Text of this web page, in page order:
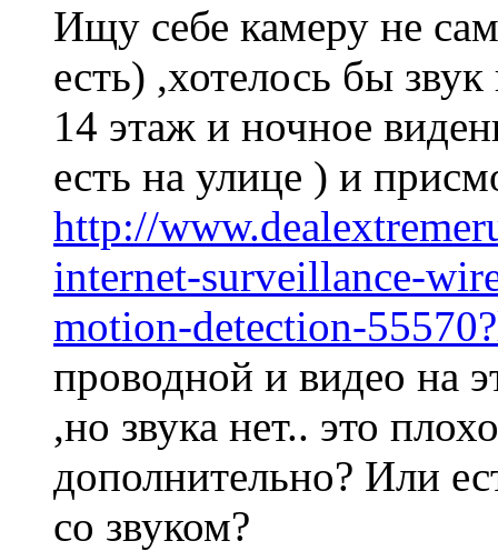
Ищу себе камеру не
есть) ,хотелось бы
14 этаж и ночное
есть на улице ) и
http://
internet-surveillance-
motion-detection-
проводной и видео на
,но звука нет.. это
дополнительно? Или
со звуком?